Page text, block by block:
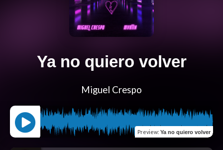
Ya no quiero volver
Miguel Crespo
Preview: Ya no quiero volver